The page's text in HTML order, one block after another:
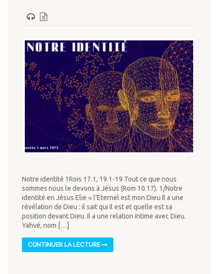
Notre identité 1Rois 17.1, 19.1-19 Tout ce que nous
sommes nous le devons à Jésus (Rom 10.17). 1/Notre
identité en Jésus Elie = l’Eternel est mon Dieu Il a une
révélation de Dieu : il sait qui Il est et quelle est sa
position devant Dieu. Il a une relation intime avec Dieu.
Yahvé, nom […]
CONTINUER LA LECTURE